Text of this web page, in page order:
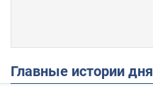
Главные истории дня